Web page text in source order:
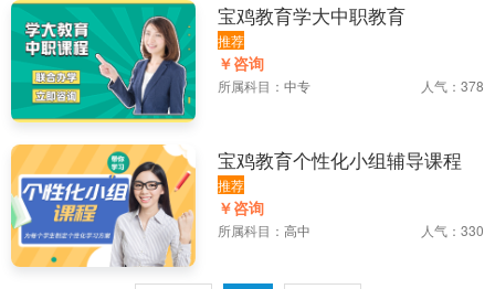
宝鸡教育学大中职教育
推荐
￥咨询
所属科目： 中专 人气：378
宝鸡教育个性化小组辅导课程
推荐
￥咨询
所属科目： 高中 人气：330